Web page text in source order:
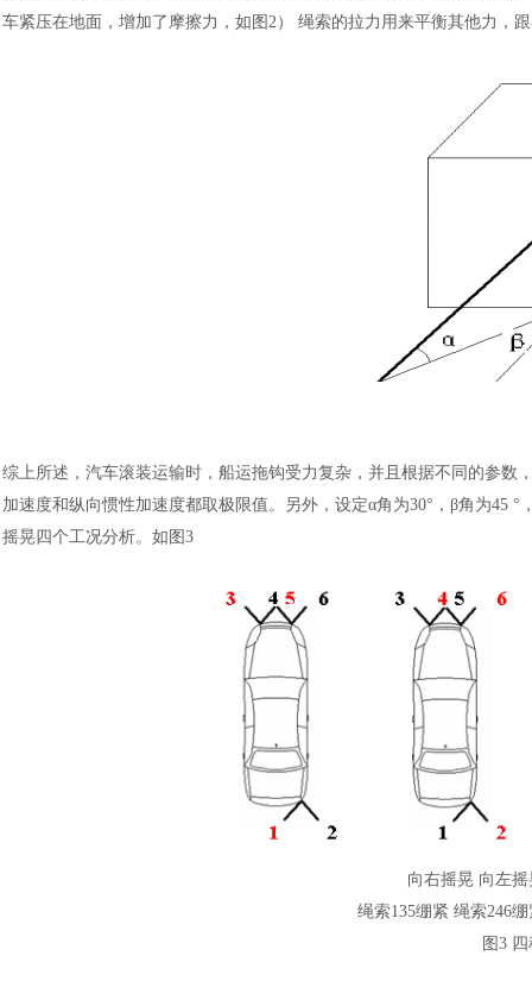
车紧压在地面，增加了摩擦力，如图 2） 绳索的拉力用来平衡其他力，
综上所述，汽车滚装运输时，船运拖钩受力复杂，并且根据不同的参
加速度和纵向惯性加速度都取极限值。另外，设定α角为30°，β角为45
摇晃四个工况分析。如图3
向右摇晃 向左摇
绳索135绷紧 绳索246
图 3
汽车交通